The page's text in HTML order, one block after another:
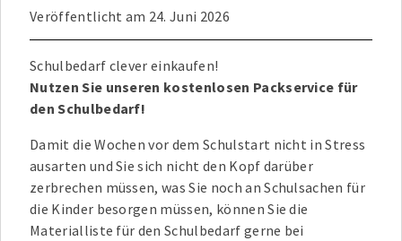
Veröffentlicht am 24. Juni 2026
Schulbedarf clever einkaufen!
Nutzen Sie unseren kostenlosen Packservice für
den Schulbedarf!
Damit die Wochen vor dem Schulstart nicht in Stress
ausarten und Sie sich nicht den Kopf darüber
zerbrechen müssen, was Sie noch an Schulsachen für
die Kinder besorgen müssen, können Sie die
Materialliste für den Schulbedarf gerne bei